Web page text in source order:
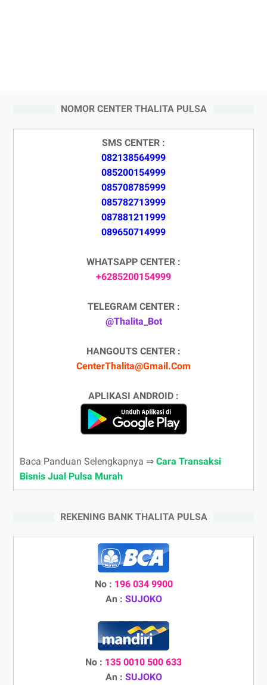
NOMOR CENTER THALITA PULSA
SMS CENTER :
082138564999
085200154999
085708785999
085782713999
087881211999
089650714999
WHATSAPP CENTER :
+6285200154999
TELEGRAM CENTER :
@Thalita_Bot
HANGOUTS CENTER :
CenterThalita@Gmail.Com
APLIKASI ANDROID :
Baca Panduan Selengkapnya ⇒ Cara Transaksi
Bisnis Jual Pulsa Murah
REKENING BANK THALITA PULSA
No : 196 034 9900
An : SUJOKO
No : 135 0010 500 633
An : SUJOKO